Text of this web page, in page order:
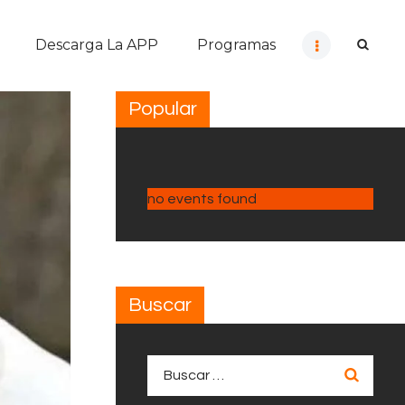
Descarga La APP Programas
Popular
no events found
Buscar